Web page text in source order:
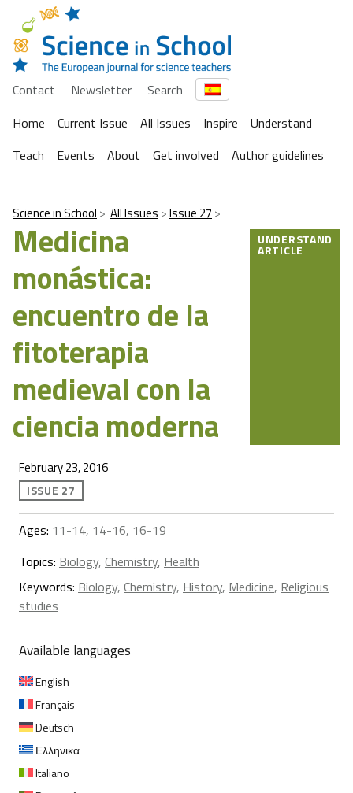
Contact Newsletter
Search
Home
Current Issue All Issues Inspire
Understand
Teach
Events About Get involved Author guidelines
Science in School All Issues Issue 27
Medicina
monástica:
encuentro de la
fitoterapia
medieval con la
ciencia moderna
UNDERSTAND
ARTICLE
February 23, 2016
ISSUE 27
Ages: 11-14, 14-16, 16-19
Topics: Biology, Chemistry, Health
Keywords: Biology, Chemistry, History, Medicine, Religious
studies
Available languages
English
Français
Deutsch
Ελληνικα
Italiano